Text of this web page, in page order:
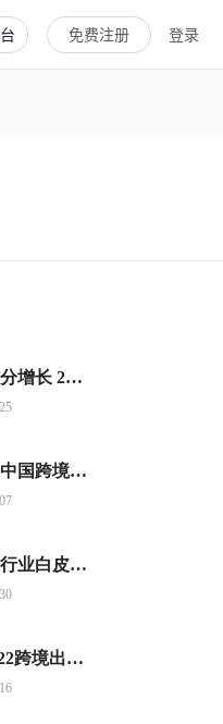
免费注册 登录
【亿邦动力研究院】细分增长 2022东南亚跨境电商出海报告
【36氪研究院】2022年中国跨境电商行业研究报告
【飞书深诺】全球电商行业白皮书（2019-2020）
【Morketing】2021-2022跨境出口电商增长白皮书